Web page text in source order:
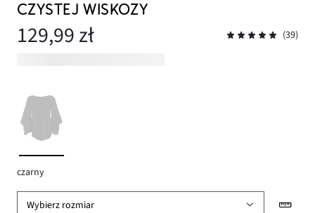
CZYSTEJ WISKOZY
129,99 zł (39)
czarny
Wybierz rozmiar